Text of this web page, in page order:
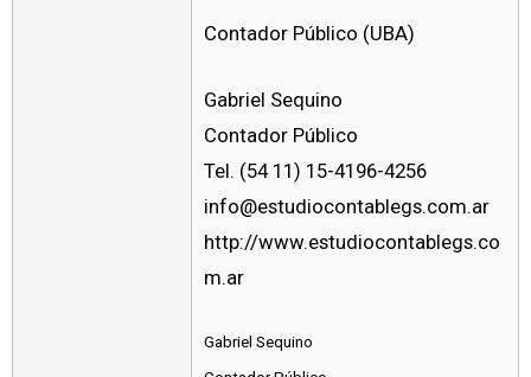
Contador Público (UBA)
Gabriel Sequino
Contador Público
Tel. (54 11) 15-4196-4256
info@estudiocontablegs.com.ar
http://www.estudiocontablegs.co
m.ar
Gabriel Sequino